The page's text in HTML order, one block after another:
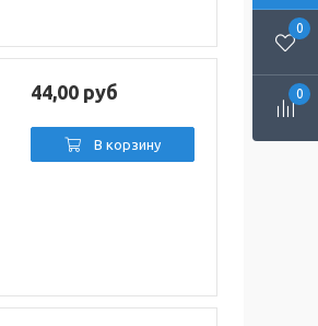
0
0
44,00 руб
В корзину